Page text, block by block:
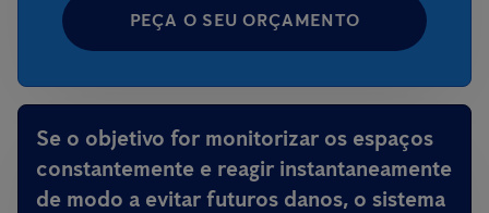
PEÇA O SEU ORÇAMENTO
Se o objetivo for monitorizar os espaços
constantemente e reagir instantaneamente
de modo a evitar futuros danos, o sistema